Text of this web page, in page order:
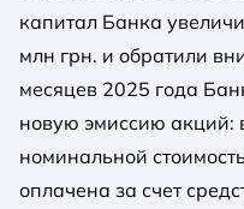
капитал Банка
млн грн. и обратили
месяцев 2025 года
новую эмиссию
номинальной
оплачена за счет